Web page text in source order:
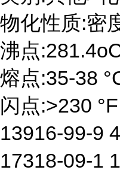
物化性质:密
沸点
熔点:35-38
闪点:>230 °F
13916-99-9
17318-09-1